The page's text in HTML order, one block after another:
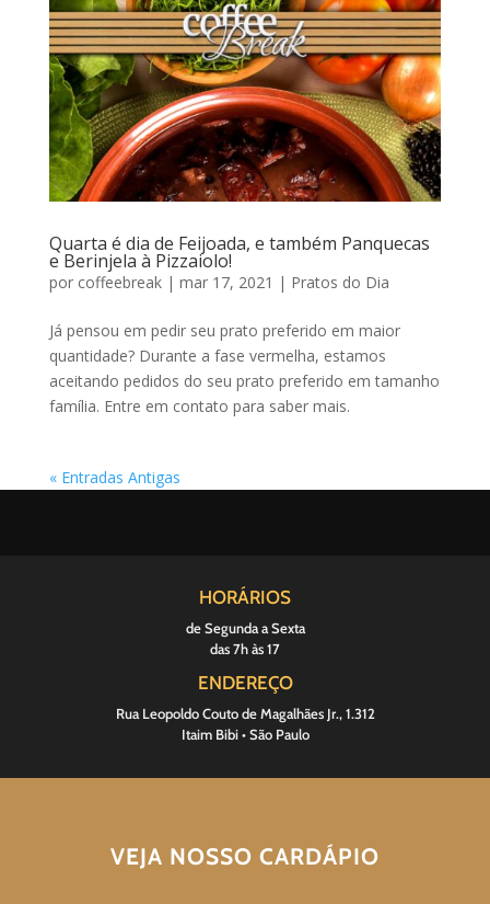
Quarta é dia de Feijoada, e também Panquecas
e Berinjela à Pizzaiolo!
por coffeebreak| mar 17, 2021 | Pratos do Dia
Já pensou em pedir seu prato preferido em maior
quantidade? Durante a fase vermelha, estamos
aceitando pedidos do seu prato preferido em tamanho
família. Entre em contato para saber mais.
« Entradas Antigas
HORÁRIOS
de Segunda a Sexta
das 7h às 17
ENDEREÇO
Rua Leopoldo Couto de Magalhães Jr., 1.312
Itaim Bibi • São Paulo
VEJA NOSSO CARDÁPIO